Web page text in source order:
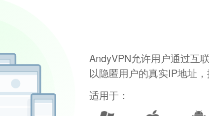
AndyVPN允许用户通过互
以隐匿用户的真实IP地址
适用于：